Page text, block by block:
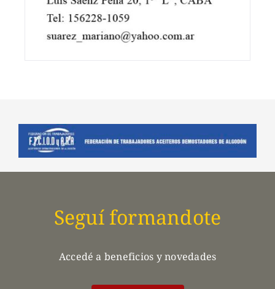
Seguí formandote
Accedé a beneficios y novedades